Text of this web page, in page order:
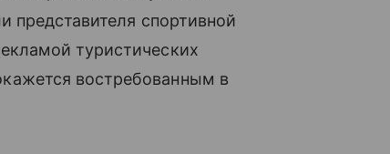
представителя спортивной
туристических
востребованным в